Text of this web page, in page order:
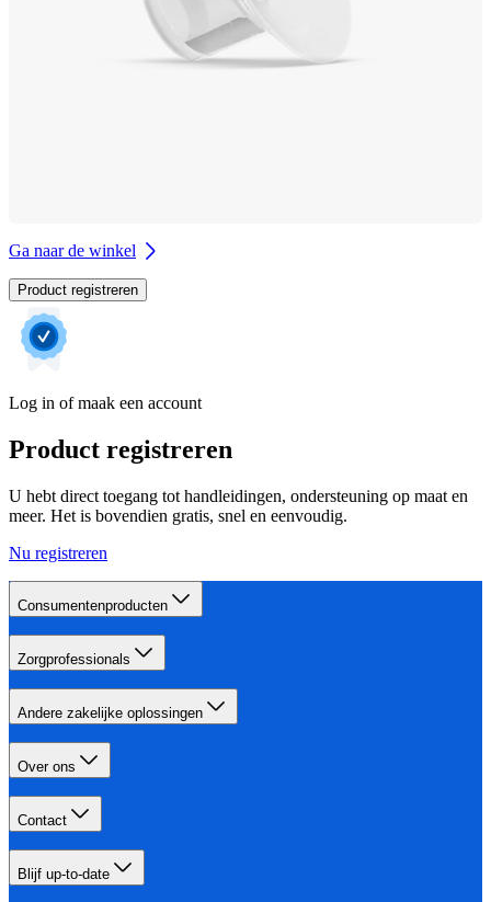
Ga naar de winkel
Product registreren
Log in of maak een account
Product registreren
U hebt direct toegang tot handleidingen, ondersteuning op maat en
meer. Het is bovendien gratis, snel en eenvoudig.
Nu registreren
Consumentenproducten
Zorgprofessionals
Andere zakelijke oplossingen
Over ons
Contact
Blijf up-to-date